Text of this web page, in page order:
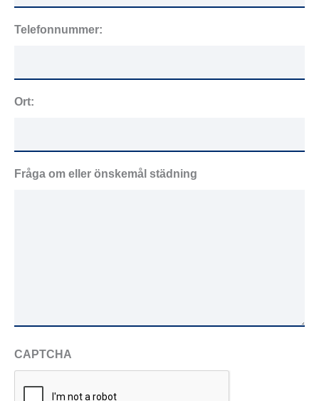
Telefonnummer:
Ort:
Fråga om eller önskemål städning
CAPTCHA